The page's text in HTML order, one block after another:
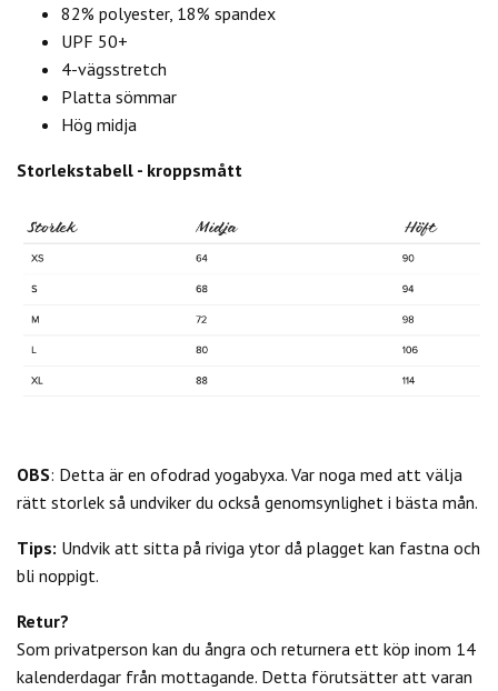
82% polyester, 18% spandex
UPF 50+
4-vägsstretch
Platta sömmar
Hög midja
Storlekstabell - kroppsmått
OBS: Detta är en ofodrad yogabyxa. Var noga med att välja
rätt storlek så undviker du också genomsynlighet i bästa mån.
Tips: Undvik att sitta på riviga ytor då plagget kan fastna och
bli noppigt.
Retur?
Som privatperson kan du ångra och returnera ett köp inom 14
kalenderdagar från mottagande. Detta förutsätter att varan